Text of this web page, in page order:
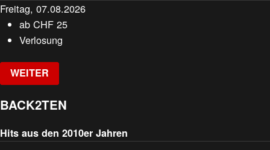
Freitag, 07.08.2026
abCHF 25
Verlosung
WEITER
BACK2TEN
Hits aus den 2010er Jahren